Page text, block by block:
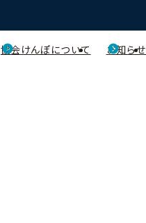
協会けんぽについて お知らせ